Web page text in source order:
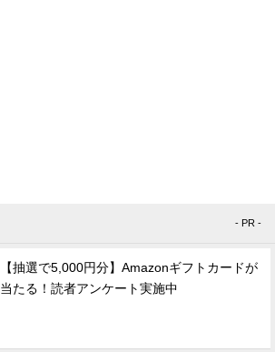
- PR -
【抽選で5,000円分】Amazonギフトカードが
当たる！読者アンケート実施中